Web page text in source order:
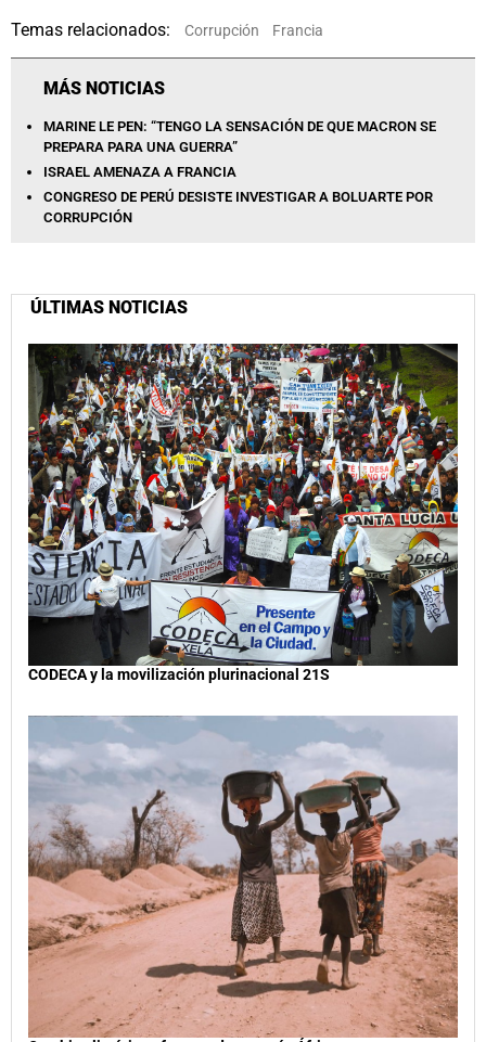
Temas relacionados: Corrupción Francia
MÁS NOTICIAS
MARINE LE PEN: “TENGO LA SENSACIÓN DE QUE MACRON SE
PREPARA PARA UNA GUERRA”
ISRAEL AMENAZA A FRANCIA
CONGRESO DE PERÚ DESISTE INVESTIGAR A BOLUARTE POR
CORRUPCIÓN
ÚLTIMAS NOTICIAS
CODECA y la movilización plurinacional 21S